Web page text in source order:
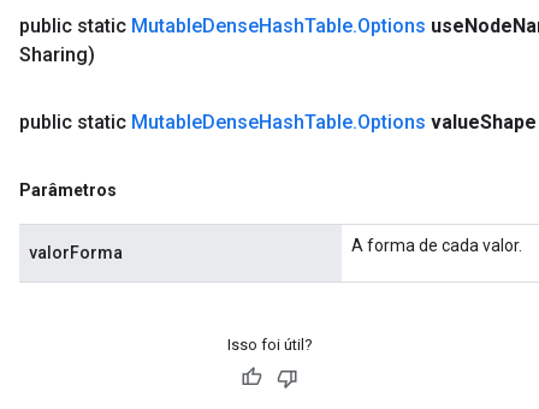
public static MutableDenseHashTable.Options useNode
Sharing)
public static MutableDenseHashTable.Options valueShape
Parâmetros
valorForma A forma de cada valor.
Isso foi útil?